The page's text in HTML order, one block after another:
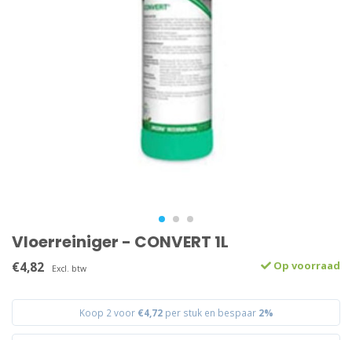
Vloerreiniger - CONVERT 1L
€4,82 Excl. btw Op voorraad
Koop 2 voor €4,72per stuk en bespaar 2%